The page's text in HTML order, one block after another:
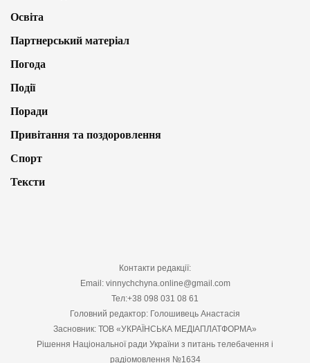
Освіта
Партнерський матеріал
Погода
Події
Поради
Привітання та поздоровлення
Спорт
Тексти
Контакти редакції:
Email: vinnychchyna.online@gmail.com
Тел:+38 098 031 08 61
Головний редактор: Голошивець Анастасія
Засновник: ТОВ «УКРАЇНСЬКА МЕДІАПЛАТФОРМА»
Рішення Національної ради України з питань телебачення і
радіомовлення №1634